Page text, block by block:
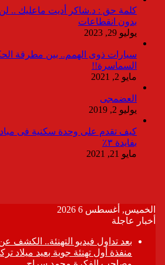
بدون انقطاعات
يوليو 29, 2023
سيارات ذوى الهمم.. بين مطرقة
السماسرة!!
مايو 2, 2021
العضمجى
يوليو 2, 2019
كيف تقدم على وحدة سكنية فى
بفايدة ٣٪
مايو 21, 2021